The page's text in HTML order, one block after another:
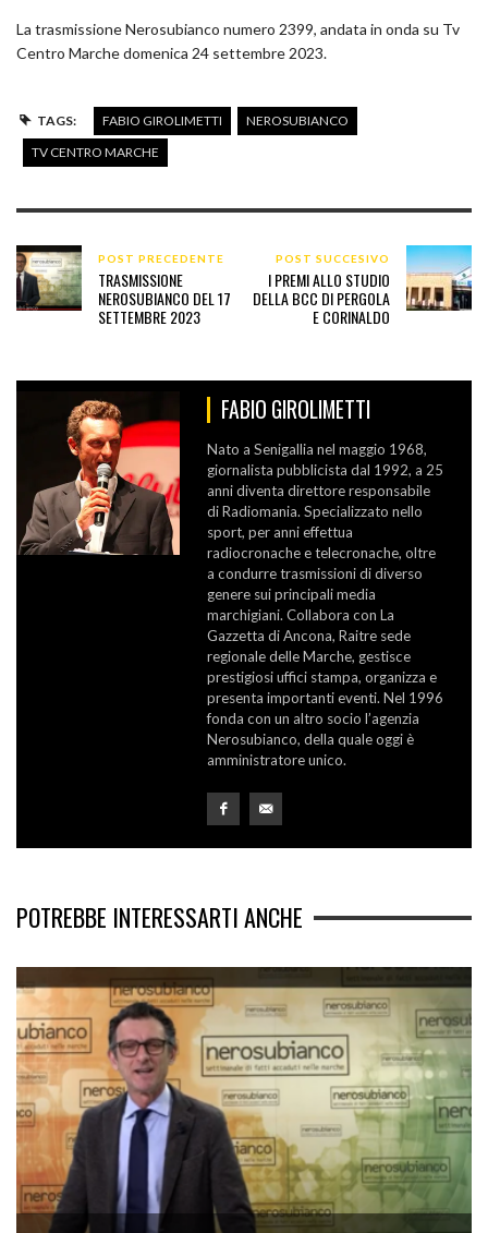
La trasmissione Nerosubianco numero 2399, andata in onda su Tv
Centro Marche domenica 24 settembre 2023.
TAGS: FABIO GIROLIMETTI
NEROSUBIANCO
TV CENTRO MARCHE
POST PRECEDENTE
TRASMISSIONE
NEROSUBIANCO DEL 17
SETTEMBRE 2023
POST SUCCESIVO
I PREMI ALLO STUDIO
DELLA BCC DI PERGOLA
E CORINALDO
FABIO GIROLIMETTI
Nato a Senigallia nel maggio 1968,
giornalista pubblicista dal 1992, a 25
anni diventa direttore responsabile
di Radiomania. Specializzato nello
sport, per anni effettua
radiocronache e telecronache, oltre
a condurre trasmissioni di diverso
genere sui principali media
marchigiani. Collabora con La
Gazzetta di Ancona, Raitre sede
regionale delle Marche, gestisce
prestigiosi uffici stampa, organizza e
presenta importanti eventi. Nel 1996
fonda con un altro socio l’agenzia
Nerosubianco, della quale oggi è
amministratore unico.
POTREBBE INTERESSARTI ANCHE